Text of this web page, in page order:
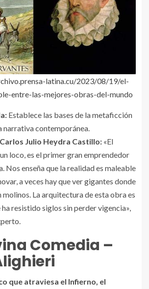
latina.cu/2023/08/19/el-
entre-las-mejores-obras-del-mundo
Establece las bases de la metaficción
narrativa contemporánea.
Julio Heydra Castillo: «El
loco, es el primer gran emprendedor
Nos enseña que la realidad es maleable
a veces hay que ver gigantes donde
molinos. La arquitectura de esta obra es
resistido siglos sin perder vigencia»,
Comedia –
que atraviesa el Infierno, el